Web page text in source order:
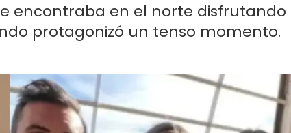
encontraba en el norte disfrutando
protagonizó un tenso momento.